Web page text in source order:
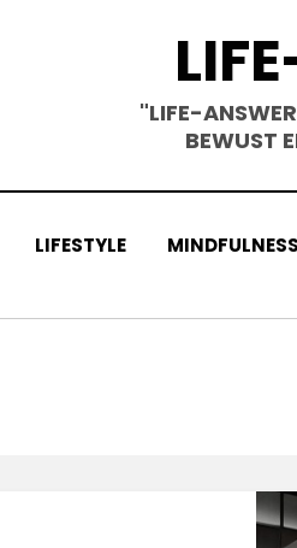
"LIFE-
BEWUST
LIFESTYLE MINDFULNESS